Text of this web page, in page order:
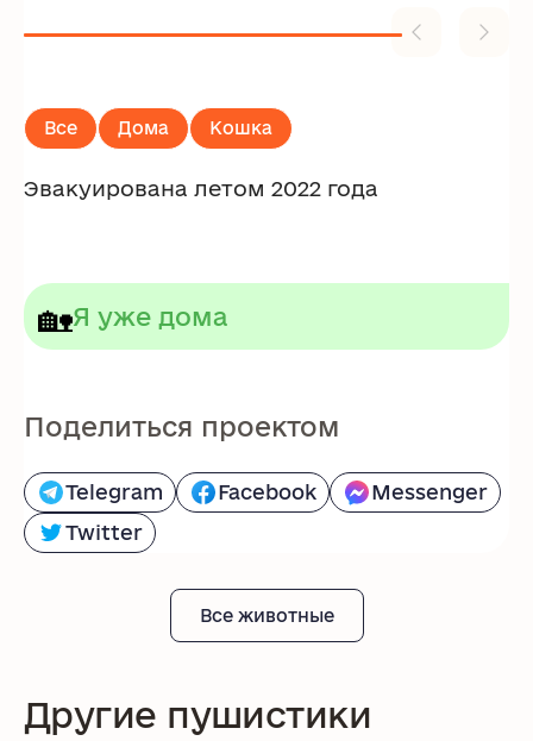
Все Дома Кошка
Эвакуирована летом 2022 года
🏡Я уже дома
Поделиться проектом
Telegram Facebook
Messenger
Twitter
Все животные
Другие пушистики